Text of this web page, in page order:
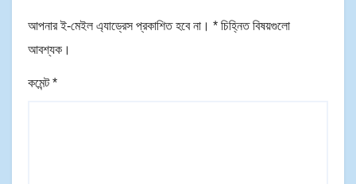
আপনার ই-মেইল এ্যাড্রেস প্রকাশিত হবে না। * চিহ্নিত বিষয়গুলো
আবশ্যক।
কমেন্ট*